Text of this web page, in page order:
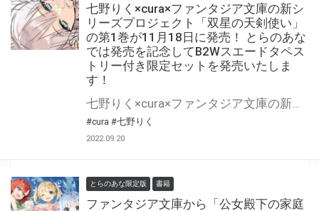
七野りく×cura×ファンタジア文庫の新シ
リーズプロジェクト「双星の天剣使い」
の第1巻が11月18日に発売！ とらのあな
では発売を記念してB2Wスエードタペス
トリー付き限定セットを発売いたしま
す！
#cura #七野りく
2022.09.20
とらのあな限定版 書籍
ファンタジア文庫から「公女殿下の家庭